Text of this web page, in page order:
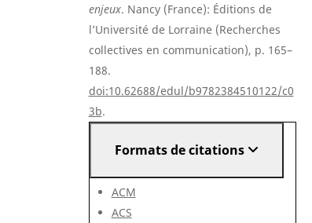
enjeux. Nancy (France): Éditions de
l’Université de Lorraine (Recherches
collectives en communication), p. 165–
188.
doi:10.62688/edul/b9782384510122/c0
3b.
Formats de citations
ACM
ACS